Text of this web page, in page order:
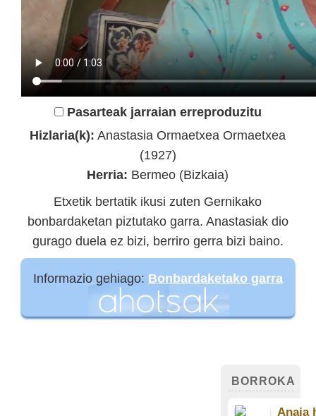
Pasarteak jarraian erreproduzitu
Hizlaria(k): Anastasia Ormaetxea Ormaetxea
(1927)
Herria: Bermeo (Bizkaia)
Etxetik bertatik ikusi zuten Gernikako
bonbardaketan piztutako garra. Anastasiak dio
gurago duela ez bizi, berriro gerra bizi baino.
Informazio gehiago: Bonbardaketako garra
BORROKA
Anaia